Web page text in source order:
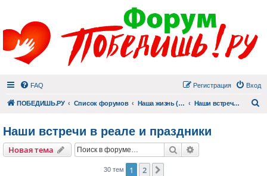
FAQ Вход
Регистрация
ПОБЕДИШЬ.РУ Список форумов Наша жизнь (не всё же о суициде!) Наши встречи в реале и праздники
Наши встречи в реале и праздники
Новая тема Поиск
30 тем 1 2